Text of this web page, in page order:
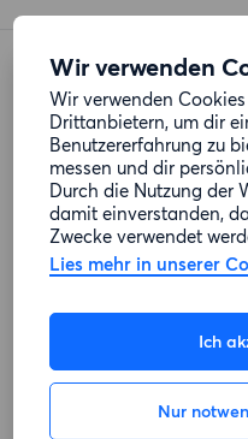
Wir verwenden
Wir verwenden
Drittanbietern, um dir
Benutzererfahrung zu
messen und dir
Durch die Nutzung der
damit einverstanden,
Zwecke verwendet
Lies mehr in unserer
Ich
Nur
Einfache